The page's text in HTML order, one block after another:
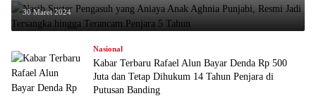
hingga Terancam Penjara 5 Tahun
30 Maret 2024
Nasional
Kabar Terbaru Rafael Alun Bayar Denda Rp 500
Juta dan Tetap Dihukum 14 Tahun Penjara di
Putusan Banding